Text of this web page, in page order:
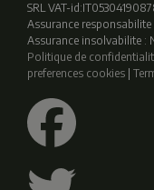
SRL VAT-
Assurance responsabilite
Assurance insolvabilite :
Politique de
preferences cookies